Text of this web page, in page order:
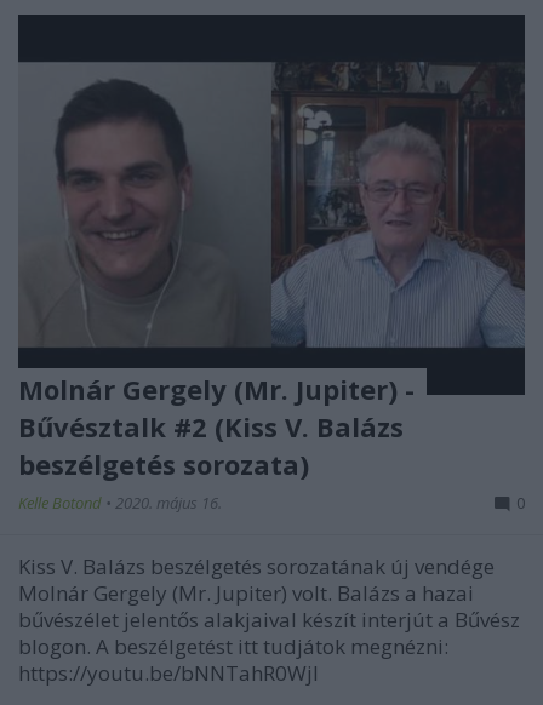
Molnár Gergely (Mr. Jupiter) -
Bűvésztalk #2 (Kiss V. Balázs
beszélgetés sorozata)
Kelle Botond • 2020. május 16. 0
Kiss V. Balázs beszélgetés sorozatának új vendége
Molnár Gergely (Mr. Jupiter) volt. Balázs a hazai
bűvészélet jelentős alakjaival készít interjút a Bűvész
blogon. A beszélgetést itt tudjátok megnézni:
https://youtu.be/bNNTahR0WjI